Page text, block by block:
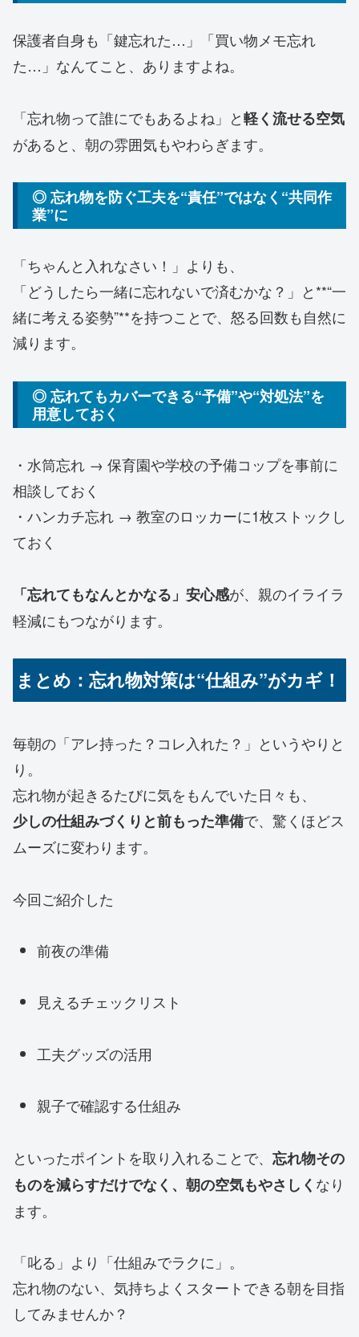
保護者自身も「鍵忘れた…」「買い物メモ忘れ
た…」なんてこと、ありますよね。
「忘れ物って誰にでもあるよね」と軽く流せる空気
があると、朝の雰囲気もやわらぎます。
◎ 忘れ物を防ぐ工夫を“責任”ではなく“共同作
業”に
「ちゃんと入れなさい！」よりも、
「どうしたら一緒に忘れないで済むかな？」と**“一
緒に考える姿勢”**を持つことで、怒る回数も自然に
減ります。
◎ 忘れてもカバーできる“予備”や“対処法”を
用意しておく
・水筒忘れ → 保育園や学校の予備コップを事前に
相談しておく
・ハンカチ忘れ → 教室のロッカーに1枚ストックし
ておく
「忘れてもなんとかなる」安心感が、親のイライラ
軽減にもつながります。
まとめ：忘れ物対策は“仕組み”がカギ！
毎朝の「アレ持った？コレ入れた？」というやりと
り。
忘れ物が起きるたびに気をもんでいた日々も、
少しの仕組みづくりと前もった準備で、驚くほどス
ムーズに変わります。
今回ご紹介した
前夜の準備
見えるチェックリスト
工夫グッズの活用
親子で確認する仕組み
といったポイントを取り入れることで、 忘れ物その
ものを減らすだけでなく、朝の空気もやさしく なり
ます。
「叱る」より「仕組みでラクに」。
忘れ物のない、気持ちよくスタートできる朝を目指
してみませんか？